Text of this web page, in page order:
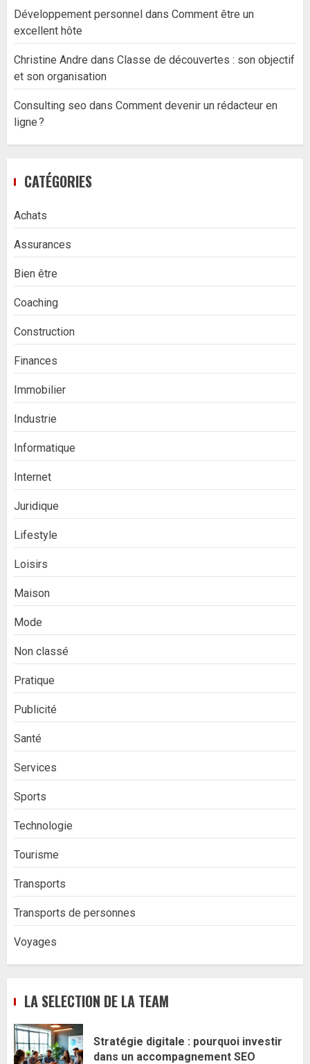
Développement personnel dans Comment être un
excellent hôte
Christine Andre dans Classe de découvertes : son objectif
et son organisation
Consulting seo dans Comment devenir un rédacteur en
ligne ?
CATÉGORIES
Achats
Assurances
Bien être
Coaching
Construction
Finances
Immobilier
Industrie
Informatique
Internet
Juridique
Lifestyle
Loisirs
Maison
Mode
Non classé
Pratique
Publicité
Santé
Services
Sports
Technologie
Tourisme
Transports
Transports de personnes
Voyages
LA SELECTION DE LA TEAM
Stratégie digitale : pourquoi investir
dans un accompagnement SEO